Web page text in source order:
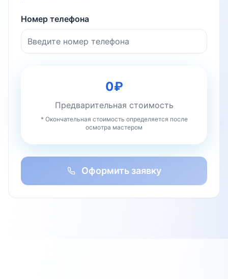
Номер телефона
0₽
Предварительная стоимость
* Окончательная стоимость определяется после
осмотра мастером
Оформить заявку